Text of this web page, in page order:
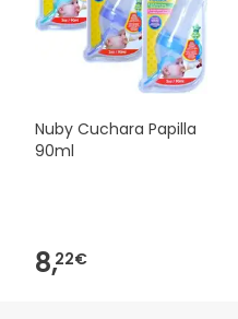
Nuby Cuchara Papilla
90ml
8,22€